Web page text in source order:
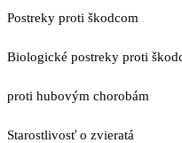
Postreky proti škodcom
Biologické postreky proti
proti hubovým chorobám
Starostlivosť o zvieratá